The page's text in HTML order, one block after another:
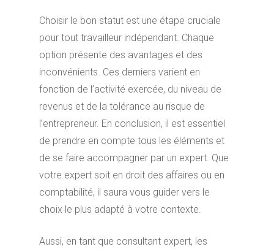
Choisir le bon statut est une étape cruciale
pour tout travailleur indépendant. Chaque
option présente des avantages et des
inconvénients. Ces derniers varient en
fonction de l’activité exercée, du niveau de
revenus et de la tolérance au risque de
l’entrepreneur. En conclusion, il est essentiel
de prendre en compte tous les éléments et
de se faire accompagner par un expert. Que
votre expert soit en droit des affaires ou en
comptabilité, il saura vous guider vers le
choix le plus adapté à votre contexte.
Aussi, en tant que consultant expert, les